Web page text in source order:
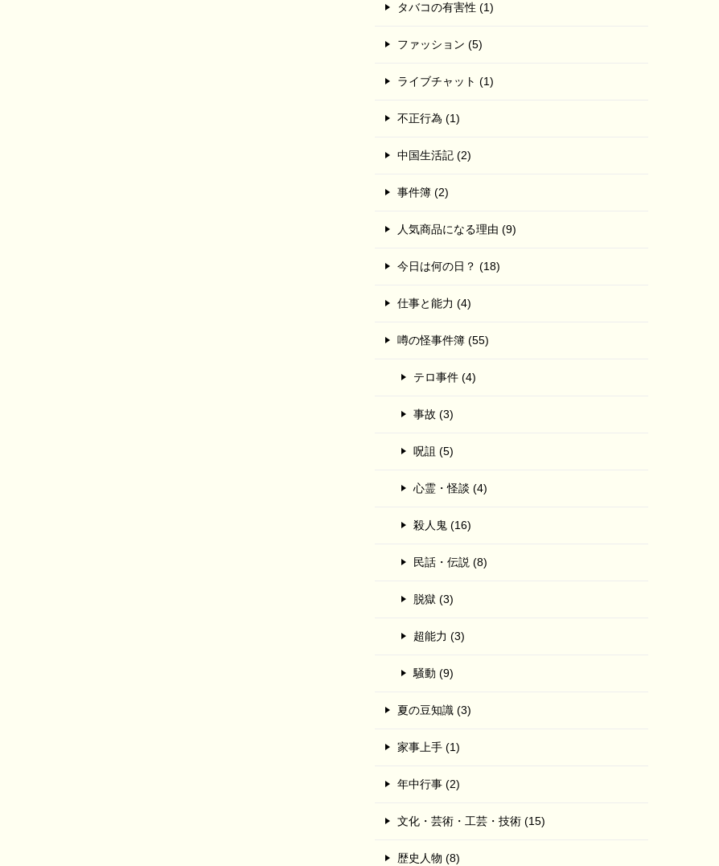
タバコの有害性 (1)
ファッション (5)
ライブチャット (1)
不正行為 (1)
中国生活記 (2)
事件簿 (2)
人気商品になる理由 (9)
今日は何の日？ (18)
仕事と能力 (4)
噂の怪事件簿 (55)
テロ事件 (4)
事故 (3)
呪詛 (5)
心霊・怪談 (4)
殺人鬼 (16)
民話・伝説 (8)
脱獄 (3)
超能力 (3)
騒動 (9)
夏の豆知識 (3)
家事上手 (1)
年中行事 (2)
文化・芸術・工芸・技術 (15)
歴史人物 (8)